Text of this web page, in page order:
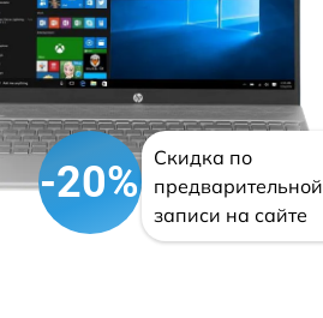
-20%
Скидка по
предварительной
записи на сайте